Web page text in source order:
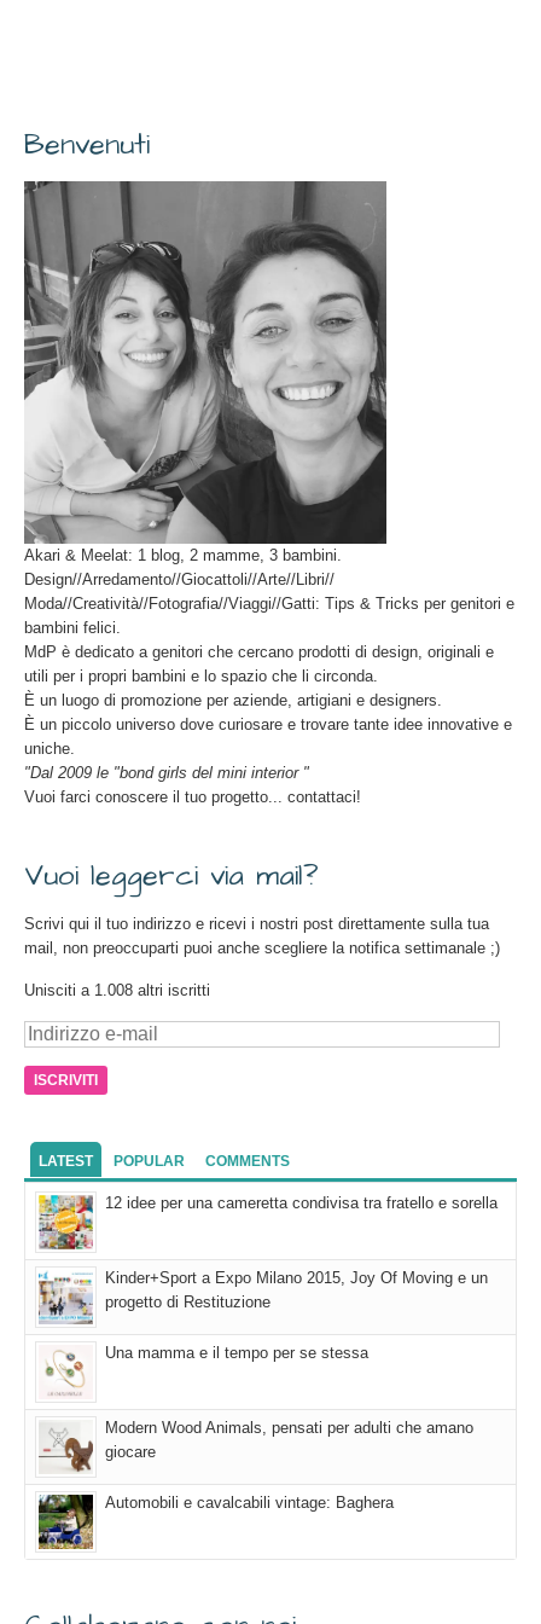
Benvenuti
Akari & Meelat: 1 blog, 2 mamme, 3 bambini.
Design//Arredamento//Giocattoli//Arte//Libri//
Moda//Creatività//Fotografia//Viaggi//Gatti: Tips & Tricks per genitori e
bambini felici.
MdP è dedicato a genitori che cercano prodotti di design, originali e
utili per i propri bambini e lo spazio che li circonda.
È un luogo di promozione per aziende, artigiani e designers.
È un piccolo universo dove curiosare e trovare tante idee innovative e
uniche.
"Dal 2009 le "bond girls del mini interior "
Vuoi farci conoscere il tuo progetto... contattaci!
Vuoi leggerci via mail?
Scrivi qui il tuo indirizzo e ricevi i nostri post direttamente sulla tua
mail, non preoccuparti puoi anche scegliere la notifica settimanale ;)
Unisciti a 1.008 altri iscritti
Indirizzo
mail
LATEST POPULAR COMMENTS
12 idee per una cameretta condivisa tra fratello e sorella
Kinder+Sport a Expo Milano 2015, Joy Of Moving e un
progetto di Restituzione
Una mamma e il tempo per se stessa
Modern Wood Animals, pensati per adulti che amano
giocare
Automobili e cavalcabili vintage: Baghera